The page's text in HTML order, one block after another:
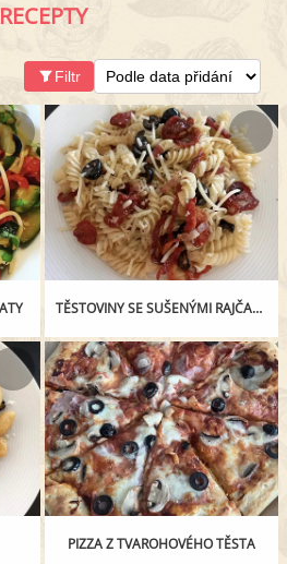
RECEPTY
Filtr
TĚSTOVINY SE SUŠENÝMI RAJČATY A OLIVAMI
PIZZA Z TVAROHOVÉHO TĚSTA